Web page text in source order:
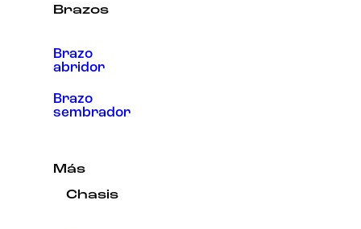
Brazos
Brazo
abridor
Brazo
sembrador
Más
Chasis